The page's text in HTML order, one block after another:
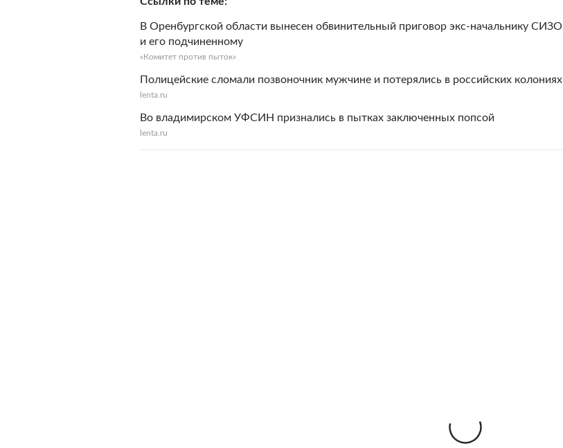
В Оренбургской области вынесен обвинительный приговор экс-начальнику СИЗО
и его подчиненному
«Комитет против пыток»
Полицейские сломали позвоночник мужчине и потерялись в российских колониях
lenta.ru
Во владимирском УФСИН признались в пытках заключенных попсой
lenta.ru